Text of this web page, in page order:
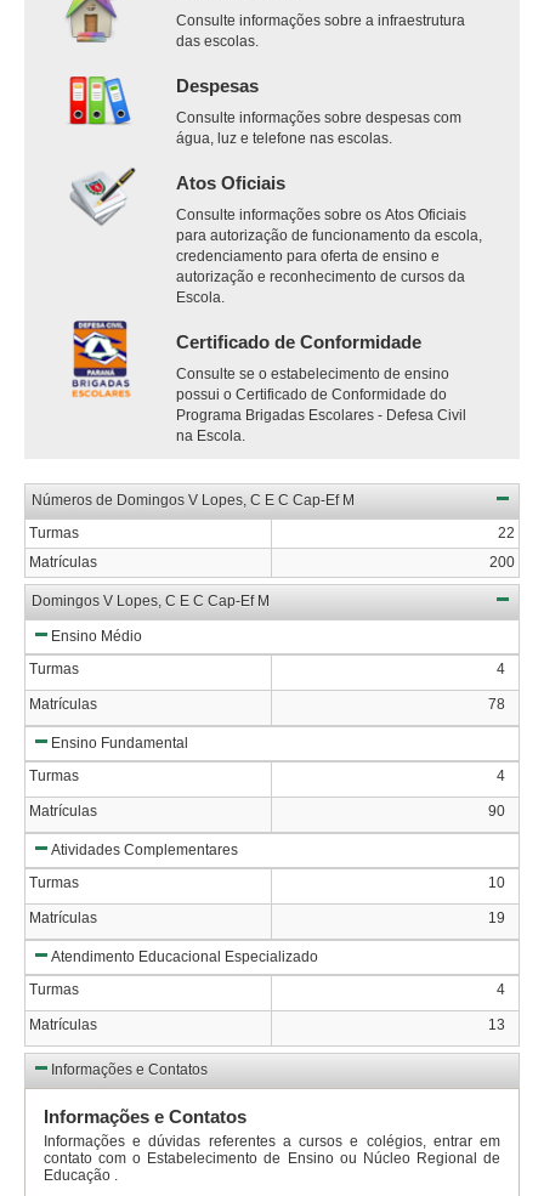
Consulte informações sobre a infraestrutura
das escolas.
Despesas
Consulte informações sobre despesas com
água, luz e telefone nas escolas.
Atos Oficiais
Consulte informações sobre os Atos Oficiais
para autorização de funcionamento da escola,
credenciamento para oferta de ensino e
autorização e reconhecimento de cursos da
Escola.
Certificado de Conformidade
Consulte se o estabelecimento de ensino
possui o Certificado de Conformidade do
Programa Brigadas Escolares - Defesa Civil
na Escola.
Números de Domingos V Lopes, C E C Cap-Ef M
Turmas
22
Matrículas
200
Domingos V Lopes, C E C Cap-Ef M
Ensino Médio
Turmas
4
Matrículas 78
Ensino Fundamental
Turmas
4
Matrículas 90
Atividades Complementares
Turmas
10
Matrículas 19
Atendimento Educacional Especializado
Turmas
4
Matrículas 13
Informações e Contatos
Informações e Contatos
Informações e dúvidas referentes a cursos e colégios, entrar em
contato com o Estabelecimento de Ensino ou Núcleo Regional de
Educação .